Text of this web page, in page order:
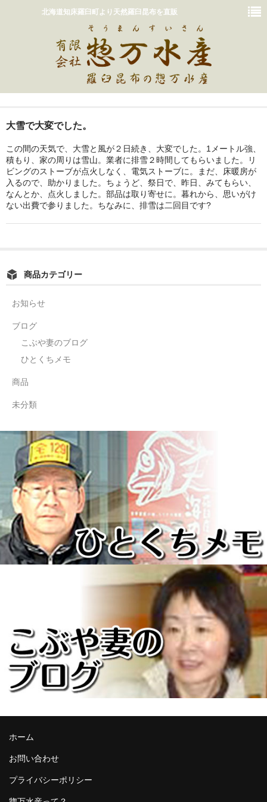
北海道知床羅臼町より天然羅臼昆布を直販
販売商品一覧
カート
惣万水産って？
大雪で大変でした。
この間の天気で、大雪と風が２日続き、大変でした。1メートル強、
積もり、家の周りは雪山。業者に排雪２時間してもらいました。リ
ビングのストーブが点火しなく、電気ストーブに。まだ、床暖房が
入るので、助かりました。ちょうど、祭日で、昨日、みてもらい、
なんとか、点火しました。部品は取り寄せに。暮れから、思いがけ
ない出費で参りました。ちなみに、排雪は二回目です?
商品カテゴリー
お知らせ
ブログ
こぶや妻のブログ
ひとくちメモ
商品
未分類
ホーム
お問い合わせ
プライバシーポリシー